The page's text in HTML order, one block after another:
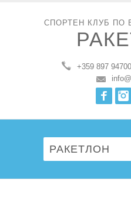
СПОРТЕН КЛУБ ПО
+359 897
РАКЕТЛОН